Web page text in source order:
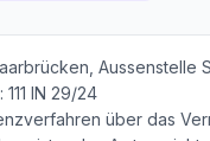
Aussenstelle
IN 29/24
über das